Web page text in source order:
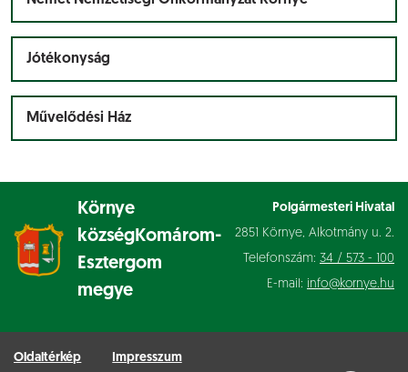
Jótékonyság
Művelődési Ház
Környe
községKomárom-
Esztergom
megye
Polgármesteri Hivatal
2851 Környe, Alkotmány u. 2.
Telefonszám: 34 / 573 - 100
E-mail: info@kornye.hu
Oldaltérkép Impresszum